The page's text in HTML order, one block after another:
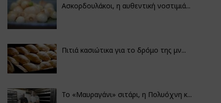
Ασκορδουλάκοι, η αυθεντική νοστιμιά...
Πιτιά κασιώτικα για το δρόμο της μν...
Το «Μαυραγάνι» σιτάρι, η Πολυόχνη κ...